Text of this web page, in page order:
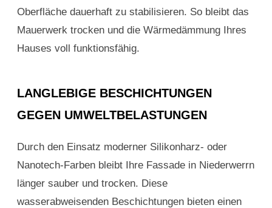
Oberfläche dauerhaft zu stabilisieren. So bleibt das
Mauerwerk trocken und die Wärmedämmung Ihres
Hauses voll funktionsfähig.
LANGLEBIGE BESCHICHTUNGEN
GEGEN UMWELTBELASTUNGEN
Durch den Einsatz moderner Silikonharz- oder
Nanotech-Farben bleibt Ihre Fassade in Niederwerrn
länger sauber und trocken. Diese
wasserabweisenden Beschichtungen bieten einen